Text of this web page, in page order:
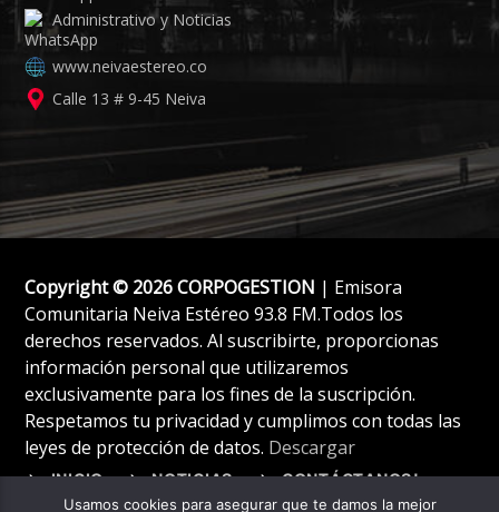
Administrativo y Noticias
www.neivaestereo.co
Calle 13 # 9-45 Neiva
Copyright © 2026 CORPOGESTION | Emisora
Comunitaria Neiva Estéreo 93.8 FM.Todos los
derechos reservados. Al suscribirte, proporcionas
información personal que utilizaremos
exclusivamente para los fines de la suscripción.
Respetamos tu privacidad y cumplimos con todas las
leyes de protección de datos. Descargar
INICIO NOTICIAS CONTÁCTANOS!
Usamos cookies para asegurar que te damos la mejor